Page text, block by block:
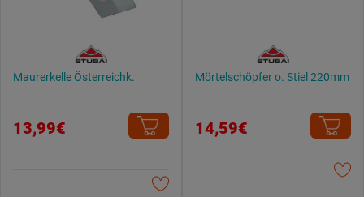
Maurerkelle Österreichk.
13,99€
Mörtelschöpfer o. Stiel 220mm
14,59€